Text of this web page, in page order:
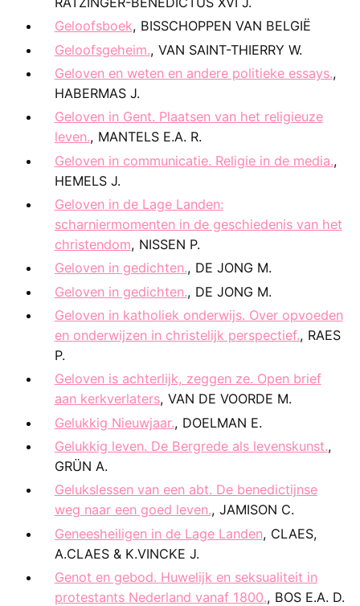
Geloofsboek, BISSCHOPPEN VAN BELGIË
Geloofsgeheim., VAN SAINT-THIERRY W.
Geloven en weten en andere politieke essays.,
HABERMAS J.
Geloven in Gent. Plaatsen van het religieuze
leven., MANTELS E.A. R.
Geloven in communicatie. Religie in de media.,
HEMELS J.
Geloven in de Lage Landen:
scharniermomenten in de geschiedenis van het
christendom, NISSEN P.
Geloven in gedichten., DE JONG M.
Geloven in gedichten., DE JONG M.
Geloven in katholiek onderwijs. Over opvoeden
en onderwijzen in christelijk perspectief., RAES
P.
Geloven is achterlijk, zeggen ze. Open brief
aan kerkverlaters, VAN DE VOORDE M.
Gelukkig Nieuwjaar., DOELMAN E.
Gelukkig leven. De Bergrede als levenskunst.,
GRÜN A.
Gelukslessen van een abt. De benedictijnse
weg naar een goed leven., JAMISON C.
Geneesheiligen in de Lage Landen, CLAES,
A.CLAES & K.VINCKE J.
Genot en gebod. Huwelijk en seksualiteit in
protestants Nederland vanaf 1800., BOS E.A. D.